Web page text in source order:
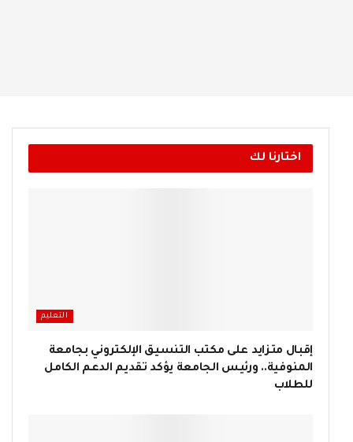
اختارنا لك
التعليم
إقبال متزايد على مكتب التنسيق الإلكتروني بجامعة
المنوفية.. ورئيس الجامعة يؤكد تقديم الدعم الكامل
للطلاب